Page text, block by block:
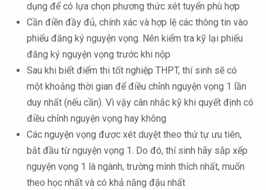
dụng để có lựa chọn phương thức xét tuyển phù hợp
Cần điền đầy đủ, chính xác và hợp lệ các thông tin vào
phiếu đăng ký nguyện vọng. Nên kiểm tra kỹ lại phiếu
đăng ký nguyện vọng trước khi nộp
Sau khi biết điểm thi tốt nghiệp THPT, thí sinh sẽ có
một khoảng thời gian để điều chỉnh nguyện vọng 1 lần
duy nhất (nếu cần). Vì vậy cân nhắc kỹ khi quyết định có
điều chỉnh nguyện vọng hay không
Các nguyện vọng được xét duyệt theo thứ tự ưu tiên,
bắt đầu từ nguyện vọng 1. Do đó, thí sinh hãy sắp xếp
nguyện vọng 1 là ngành, trường mình thích nhất, muốn
theo học nhất và có khả năng đậu nhất